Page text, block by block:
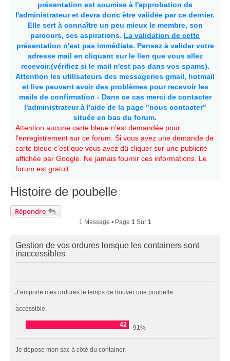
présentation est soumise à l'approbation de
l'administrateur et devra donc être validée par ce dernier.
Elle sert à connaître un peu mieux le membre, son
parcours, ses aspirations. La validation de cette
présentation n'est pas immédiate. Pensez à valider votre
adresse mail en cliquant sur le lien que vous allez
recevoir.(vérifiez si le mail n'est pas dans vos spams).
Attention les utilisateurs des messageries gmail, hotmail
et live peuvent avoir des problèmes pour recevoir les
mails de confirmation - Dans ce cas merci de contacter
l'administrateur à l'aide de la page "nous contacter"
située en bas du forum.
Attention aucune carte bleue n'est demandée pour
l'enregistrement sur ce forum. Si vous avez une demande de
carte bleue c'est que vous avez dû cliquer sur une publicité
affichée par Google. Ne jamais fournir ces informations. Le
forum est gratuit.
Histoire de poubelle
Répondre
1 Message • Page 1Sur 1
Gestion de vos ordures lorsque les containers sont
inaccessibles
J’emporte mes ordures le temps de trouver une poubelle
accessible.
42 91%
Je dépose mon sac à côté du container.